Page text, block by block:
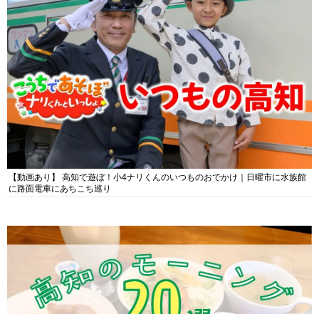
【動画あり】 高知で遊ぼ！小4ナリくんのいつものおでかけ｜日曜市に水族館
に路面電車にあちこち巡り